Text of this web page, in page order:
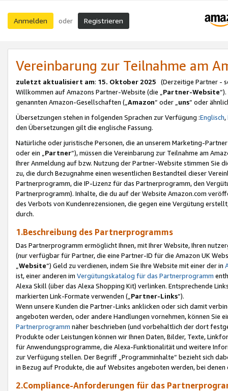
Anmelden oder Registrieren
Vereinbarung zur Teilnahme am
zuletzt aktualisiert am: 15. Oktober 2025 (Derzeitige Partner -
Willkommen auf Amazons Partner-Website (die „Partner-Website
genannten Amazon-Gesellschaften („Amazon“ oder „uns“ oder
Übersetzungen stehen in folgenden Sprachen zur Verfügung :Englisch,
den Übersetzungen gilt die englische Fassung.
Natürliche oder juristische Personen, die an unserem Marketing-
oder ein „Partner“), müssen die Vereinbarung zur Teilnahme am
Ihrer Anmeldung auf bzw. Nutzung der Partner-Website stimmen Sie
zu, die durch Bezugnahme einen wesentlichen Bestandteil dieser
Partnerprogramm, die IP-Lizenz für das Partnerprogramm, den
Partnerprogramm). Inhalte, die du auf der Website Amazon.com
des Verbots von Kundenrezensionen, die gegen eine Vergütung
durch.
1.Beschreibung des Partnerprogramms
Das Partnerprogramm ermöglicht Ihnen, mit Ihrer Website, Ihren
(nur verfügbar für Partner, die eine Partner-ID für die Amazon UK
Website“) Geld zu verdienen, indem Sie Ihre Website mit einer der in
ist, einer anderen im Vergütungskatalog für das Partnerprogramm
Alexa Skill (über das Alexa Shopping Kit) verlinken. Entsprechende
markierten Link-Formate verwenden („ Partner-Links“).
Wenn unsere Kunden die Partner-Links anklicken oder sich damit
angeboten werden, oder andere Handlungen vornehmen, können Sie
Partnerprogramm näher beschrieben (und vorbehaltlich der dort
Produkte oder Leistungen können wir Ihnen Daten, Bilder, Texte,
für Anwendungsprogramme, die Alexa-Funktionalität und weitere
zur Verfügung stellen. Der Begriff „Programminhalte“ bezieht sich
in Bezug auf Produkte, die auf Websites angeboten werden, bei
2.Compliance-Anforderungen für das